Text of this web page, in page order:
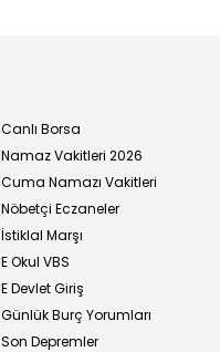
Canlı Borsa
Namaz Vakitleri 2026
Cuma Namazı Vakitleri
Nöbetçi Eczaneler
İstiklal Marşı
E Okul VBS
E Devlet Giriş
Günlük Burç Yorumları
Son Depremler